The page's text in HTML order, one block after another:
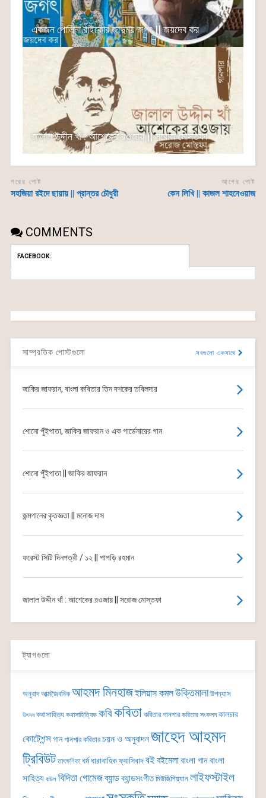
একজন পোলিনা রাইকোর জাদুময় জগৎ || জয়দেব কর
জালাল উদ্দীন খাঁ : আশেকের রওজায় || সরোজ মোস্তফা
পরের পোষ্ট
সহজিয়া রইদে ছায়ায় || প্রান্তর চৌধুরী
আগের পোষ্ট
কেন লিখি || কাজল শাহনেওয়াজ
COMMENTS
FACEBOOK:
সাম্প্রতিক পোস্টগুলো সবগুলো একসাথে
জাকির জাফরান, বাংলা কবিতার তিন দশকের তবিলদার
শোনো পুঁইপাতা, জাকির জাফরান ও এক গার্ডেনারের গান
শোনো পুঁইপাতা || জাকির জাফরান
জন্মগানের কৃতজ্ঞতা || মনোজ দাস
ফরেস্ট সিটি দিনপত্রী / ১২ || পাপড়ি রহমান
জালাল উদ্দীন খাঁ : আশেকের রওজায় || সরোজ মোস্তফা
ট্যাগগুলো
অনুবাদ আত্মজৈবনিক আহমদ মিনহাজইলিয়াস কমলউক্তিমালা উপন্যাস
উৎসব কথাসাহিত্য কথাসাহিত্যিক কবিকবিতা কবিতার গানপার কবিতার সংকলন কালচার
কোটেশন্সগান গানপার কবিতার চয়ন ও অনুবাদনজাহেদ আহমদ
ট্রিবিউট তাৎক্ষণিকা ধর্ম ধারাবাহিকফ্যাসিবাদবইবইমেলাবাংলা গানবাংলা
সাহিত্য বাউল বিদিতা গোমেজব্যান্ডব্যান্ডসংগীত মিউজিশিয়্যান লাইফস্টাইল